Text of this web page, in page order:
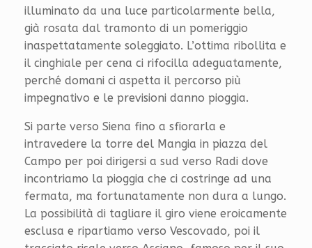
illuminato da una luce particolarmente bella,
già rosata dal tramonto di un pomeriggio
inaspettatamente soleggiato. L’ottima ribollita e
il cinghiale per cena ci rifocilla adeguatamente,
perché domani ci aspetta il percorso più
impegnativo e le previsioni danno pioggia.
Si parte verso Siena fino a sfiorarla e
intravedere la torre del Mangia in piazza del
Campo per poi dirigersi a sud verso Radi dove
incontriamo la pioggia che ci costringe ad una
fermata, ma fortunatamente non dura a lungo.
La possibilità di tagliare il giro viene eroicamente
esclusa e ripartiamo verso Vescovado, poi il